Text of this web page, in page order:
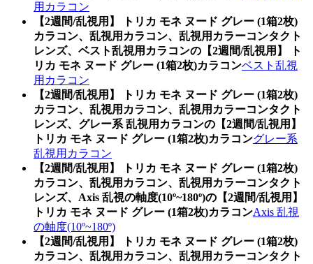
用カラコン
【2週間/乱視用】 トリカ モネ ヌード グレー (1箱2枚)
カラコン、乱視用カラコン、乱視用カラーコンタクト
レンズ、ベスト乱視用カラコンの【2週間/乱視用】 ト
リカ モネ ヌード グレー (1箱2枚)カラコンベスト乱視
用カラコン
【2週間/乱視用】 トリカ モネ ヌード グレー (1箱2枚)
カラコン、乱視用カラコン、乱視用カラーコンタクト
レンズ、グレー系 乱視用カラコンの【2週間/乱視用】
トリカ モネ ヌード グレー (1箱2枚)カラコングレー系
乱視用カラコン
【2週間/乱視用】 トリカ モネ ヌード グレー (1箱2枚)
カラコン、乱視用カラコン、乱視用カラーコンタクト
レンズ、Axis 乱視の軸度(10º~180º)の【2週間/乱視用】
トリカ モネ ヌード グレー (1箱2枚)カラコンAxis 乱視
の軸度(10º~180º)
【2週間/乱視用】 トリカ モネ ヌード グレー (1箱2枚)
カラコン、乱視用カラコン、乱視用カラーコンタクト